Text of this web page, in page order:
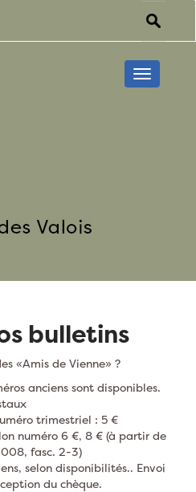
Toggle
bulletins
«Amis de Vienne» ?
anciens sont disponibles.
trimestriel : 5 €
numéro 6 €, 8 € (à partir de
fasc. 2-3)
selon disponibilités.. Envoi
du chèque.